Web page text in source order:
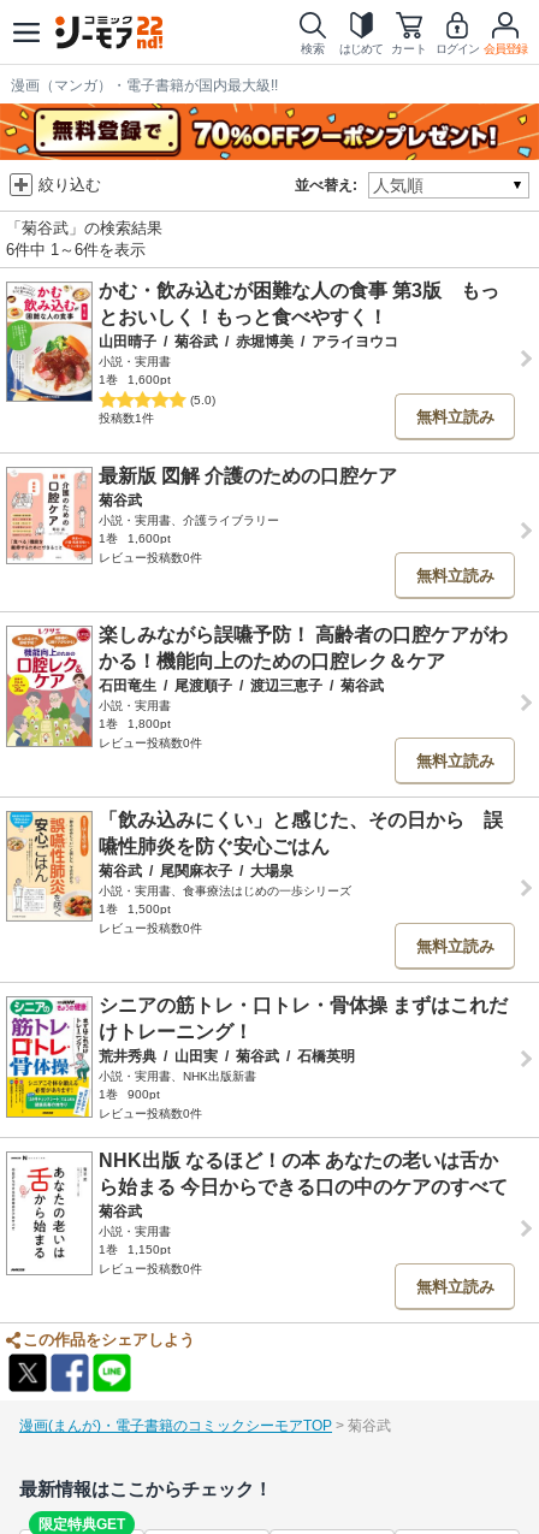
検索 はじめて カート ログイン 会員登録
漫画（マンガ）・電子書籍が国内最大級!!
並べ替え:
絞り込む
「菊谷武」の検索結果
6件中 1～6件を表示
かむ・飲み込むが困難な人の食事 第3版 もっ
とおいしく！もっと食べやすく！
山田晴子 / 菊谷武 / 赤堀博美 / アライヨウコ
小説・実用書
1巻
1,600pt
(5.0)
投稿数1件
無料立読み
最新版 図解 介護のための口腔ケア
菊谷武
小説・実用書、介護ライブラリー
1巻
1,600pt
レビュー投稿数0件
無料立読み
楽しみながら誤嚥予防！ 高齢者の口腔ケアがわ
かる！機能向上のための口腔レク＆ケア
石田竜生 / 尾渡順子 / 渡辺三恵子 / 菊谷武
小説・実用書
1巻
1,800pt
レビュー投稿数0件
無料立読み
「飲み込みにくい」と感じた、その日から 誤
嚥性肺炎を防ぐ安心ごはん
菊谷武 / 尾関麻衣子 / 大場泉
小説・実用書、食事療法はじめの一歩シリーズ
1巻
1,500pt
レビュー投稿数0件
無料立読み
シニアの筋トレ・口トレ・骨体操 まずはこれだ
けトレーニング！
荒井秀典 / 山田実 / 菊谷武 / 石橋英明
小説・実用書、NHK出版新書
1巻
900pt
レビュー投稿数0件
NHK出版 なるほど！の本 あなたの老いは舌か
ら始まる 今日からできる口の中のケアのすべて
菊谷武
小説・実用書
1巻
1,150pt
レビュー投稿数0件
無料立読み
この作品をシェアしよう
漫画(まんが)・電子書籍のコミックシーモアTOP 菊谷武
最新情報はここからチェック！
限定特典GET